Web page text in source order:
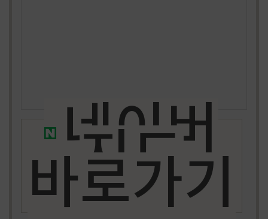
인대 통증
허리 통증
다리 저림
발목 인대
손가락 통증
네이버
지도
바로가기